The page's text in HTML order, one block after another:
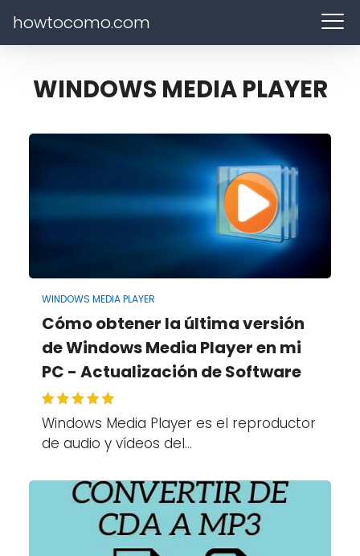
howtocomo.com
WINDOWS MEDIA PLAYER
WINDOWS MEDIA PLAYER
Cómo obtener la última versión
de Windows Media Player en mi
PC - Actualización de Software
Windows Media Player es el reproductor
de audio y vídeos del…